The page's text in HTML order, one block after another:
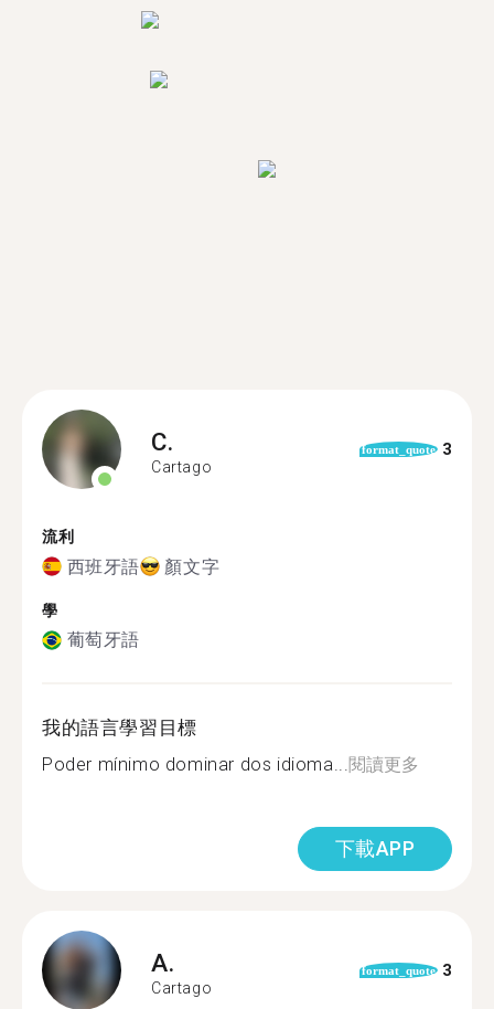
C.
Cartago
format_quote 3
流利
西班牙語 顏文字
學
葡萄牙語
我的語言學習目標
Poder mínimo dominar dos idioma...閱讀更多
下載APP
A.
Cartago
format_quote 3